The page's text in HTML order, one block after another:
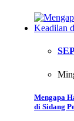
Mengapa
di Sidang